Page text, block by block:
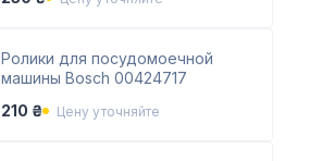
Ролики для посудомоечной
машины Bosch 00424717
210 ₴
Цену уточняйте